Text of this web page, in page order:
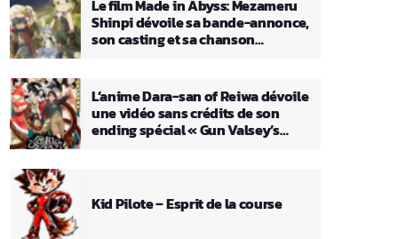
Le film Made in Abyss: Mezameru
Shinpi dévoile sa bande-annonce,
son casting et sa chanson
L’anime Dara-san of Reiwa dévoile
une vidéo sans crédits de son
ending spécial « Gun Valsey’s
Kid Pilote – Esprit de la course